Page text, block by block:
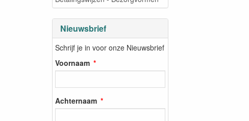
Nieuwsbrief
Schrijf je in voor onze Nieuwsbrief
Voornaam
Achternaam